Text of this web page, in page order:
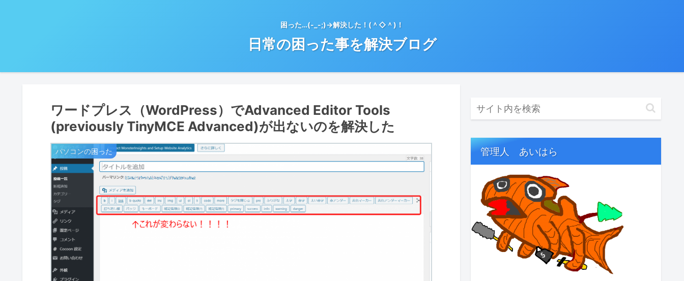
困った…(-_-;)→解決した！(＾◇＾)！
日常の困った事を解決ブログ
ワードプレス（WordPress）でAdvanced Editor Tools
(previously TinyMCE Advanced)が出ないのを解決した
パソコンの困った 管理人 あいはら